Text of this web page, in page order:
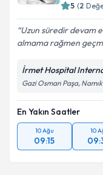
5 (2
Uzun süredir devam
almama rağmen
İrmet Hospital
Gazi Osman Paşa,
En Yakın Saatler
10 Ağu
09:15
10